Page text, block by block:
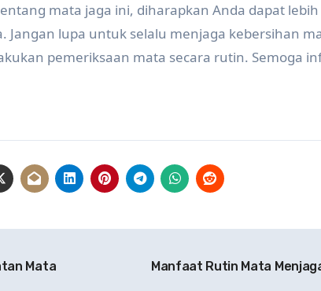
mata jaga ini, diharapkan Anda dapat lebih
Jangan lupa untuk selalu menjaga kebersihan
pemeriksaan mata secara rutin. Semoga
Mata
Manfaat Rutin Mata